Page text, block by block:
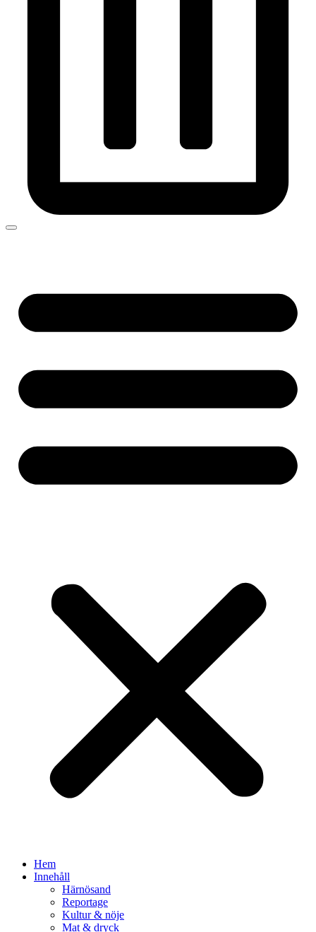
Hem
Innehåll
Härnösand
Reportage
Kultur & nöje
Mat & dryck